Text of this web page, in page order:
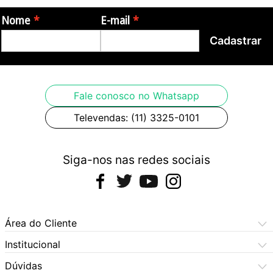
Nome E-mail
Cadastrar
Fale conosco no Whatsapp
Televendas: (11) 3325-0101
Siga-nos nas redes sociais
Área do Cliente
Meus Pedidos
Meus Dados
Institucional
Central de Atendimento
Dúvidas